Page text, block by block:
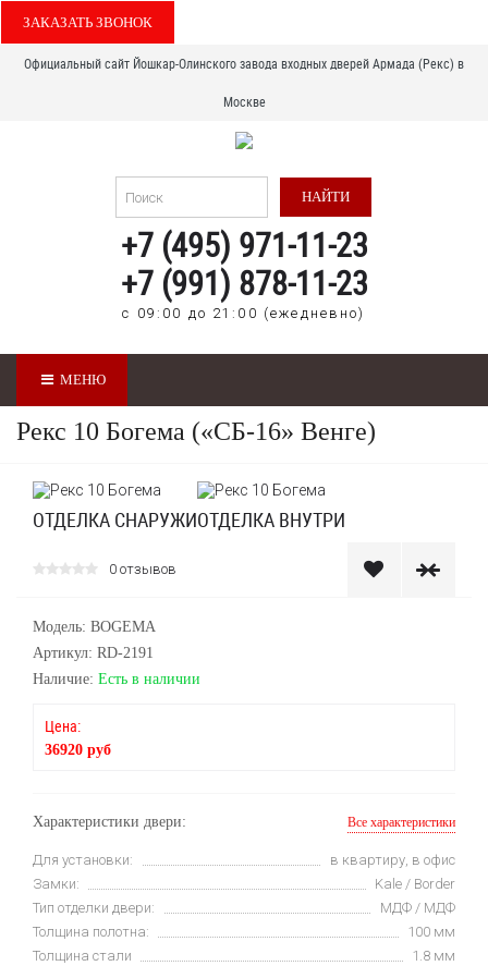
ЗАКАЗАТЬ ЗВОНОК
Официальный сайт Йошкар-Олинского завода входных дверей Армада (Рекс) в
Москве
НАЙТИ
+7 (495) 971-11-23
+7 (991) 878-11-23
с 09:00 до 21:00 (ежедневно)
МЕНЮ
Рекс 10 Богема («СБ-16» Венге)
ОТДЕЛКА СНАРУЖИОТДЕЛКА ВНУТРИ
0 отзывов
Модель: BOGEMA
Артикул: RD-2191
Наличие: Есть в наличии
Цена:
36920 руб
Характеристики двери: Все характеристики
Для установки:
в квартиру, в офис
Замки:
Kale / Border
Тип отделки двери:
МДФ / МДФ
Толщина полотна:
100 мм
Толщина стали
1.8 мм